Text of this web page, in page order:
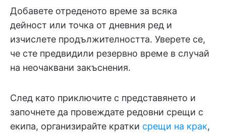
Добавете отреденото време за всяка
дейност или точка от дневния ред и
изчислете продължителността. Уверете се,
че сте предвидили резервно време в случай
на неочаквани закъснения.
След като приключите с представянето и
започнете да провеждате редовни срещи с
екипа, организирайте кратки срещи на крак,